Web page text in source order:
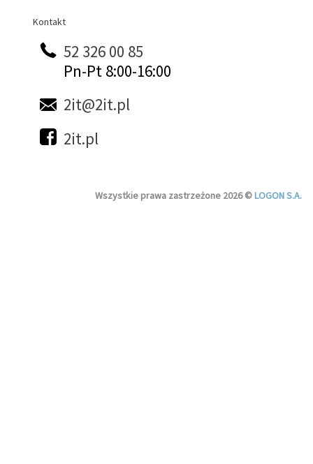
Kontakt
Kontakt
52 326 00 85
Pn-Pt 8:00-16:00
2it@2it.pl
2it.pl
Wszystkie prawa zastrzeżone 2026 ©LOGON S.A.